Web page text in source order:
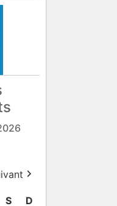
S samedi
D